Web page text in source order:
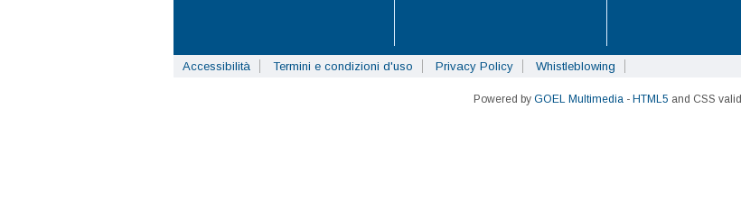
Accessibilità Termini e condizioni d'uso Privacy Policy Whistleblowing
Powered by GOEL Multimedia- HTML5 and CSS valid